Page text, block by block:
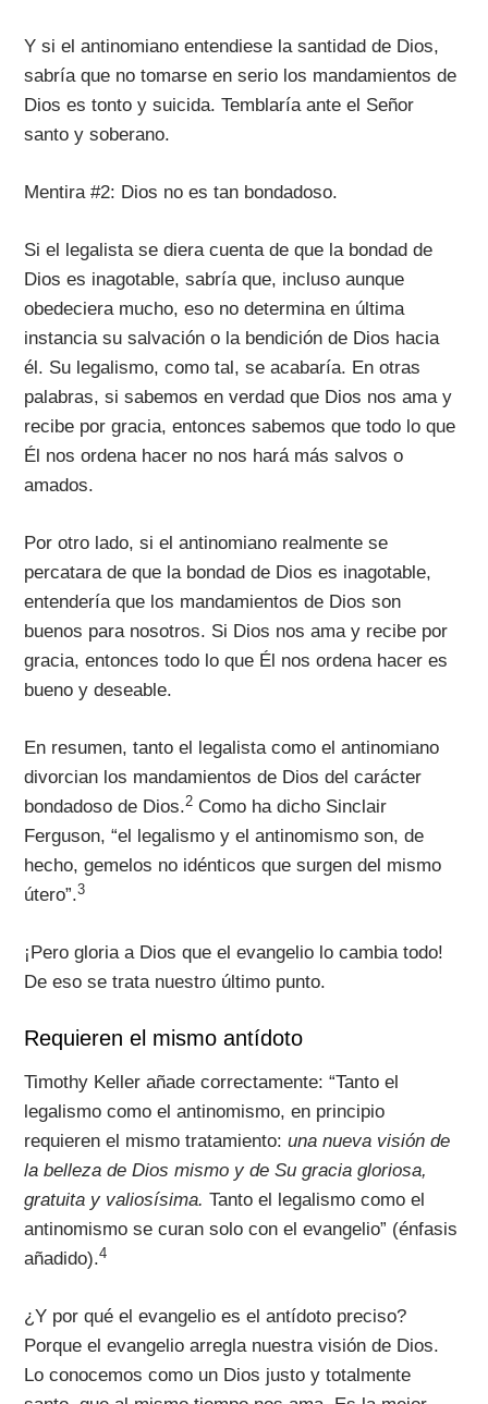
Y si el antinomiano entendiese la santidad de Dios,
sabría que no tomarse en serio los mandamientos de
Dios es tonto y suicida. Temblaría ante el Señor
santo y soberano.
Mentira #2: Dios no es tan bondadoso.
Si el legalista se diera cuenta de que la bondad de
Dios es inagotable, sabría que, incluso aunque
obedeciera mucho, eso no determina en última
instancia su salvación o la bendición de Dios hacia
él. Su legalismo, como tal, se acabaría. En otras
palabras, si sabemos en verdad que Dios nos ama y
recibe por gracia, entonces sabemos que todo lo que
Él nos ordena hacer no nos hará más salvos o
amados.
Por otro lado, si el antinomiano realmente se
percatara de que la bondad de Dios es inagotable,
entendería que los mandamientos de Dios son
buenos para nosotros. Si Dios nos ama y recibe por
gracia, entonces todo lo que Él nos ordena hacer es
bueno y deseable.
En resumen, tanto el legalista como el antinomiano
divorcian los mandamientos de Dios del carácter
bondadoso de Dios.2 Como ha dicho Sinclair
Ferguson, “el legalismo y el antinomismo son, de
hecho, gemelos no idénticos que surgen del mismo
útero”.3
¡Pero gloria a Dios que el evangelio lo cambia todo!
De eso se trata nuestro último punto.
Requieren el mismo antídoto
Timothy Keller añade correctamente: “Tanto el
legalismo como el antinomismo, en principio
requieren el mismo tratamiento:una nueva visión de
la belleza de Dios mismo y de Su gracia gloriosa,
gratuita y valiosísima. Tanto el legalismo como el
antinomismo se curan solo con el evangelio” (énfasis
añadido).4
¿Y por qué el evangelio es el antídoto preciso?
Porque el evangelio arregla nuestra visión de Dios.
Lo conocemos como un Dios justo y totalmente